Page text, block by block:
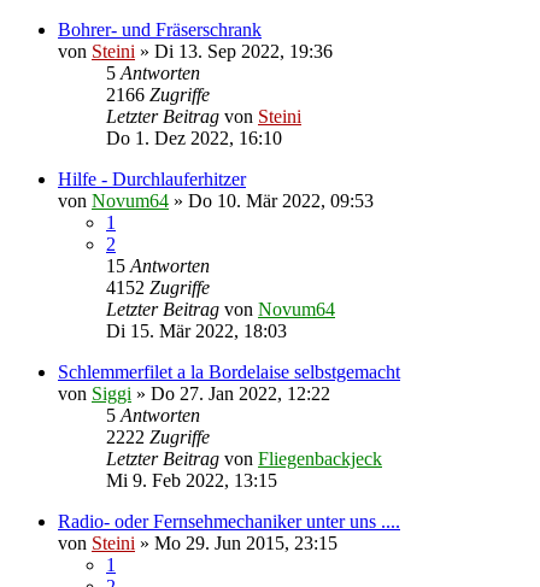
Bohrer- und Fräserschrank
von Steini » Di 13. Sep 2022, 19:36
5 Antworten
2166 Zugriffe
Letzter Beitrag von Steini
Do 1. Dez 2022, 16:10
Hilfe - Durchlauferhitzer
von Novum64 » Do 10. Mär 2022, 09:53
1
2
15 Antworten
4152 Zugriffe
Letzter Beitrag von Novum64
Di 15. Mär 2022, 18:03
Schlemmerfilet a la Bordelaise selbstgemacht
von Siggi » Do 27. Jan 2022, 12:22
5 Antworten
2222 Zugriffe
Letzter Beitrag von Fliegenbackjeck
Mi 9. Feb 2022, 13:15
Radio- oder Fernsehmechaniker unter uns ....
von Steini » Mo 29. Jun 2015, 23:15
1